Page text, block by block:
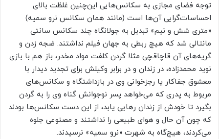
توجه فضای مجازی به سکانس‌هایی این‌چنین غلظت بالای
احساسات‌گرایی آن‌ها است (مانند همان سکانس نرو سمیه)
«متری شش و نیم» تبدیل به جولانگاه چند سکانس سانتی
مانتالی شد که هیچ ربطی به جهان فیلم نداشتند. ضجه زدن و
گریه‌های آن قاچاقچی مثلا گردن کلفت مواد مخدر، باز هم با بازی
نوید محمدزاده، در زندان و در برابر وکیلش برای تجدید دیدار با
معشوق جفاکار یا رجزخوانی وی در بازداشتگاه و سکانس‌های
مربوط به پدری که می‌خواهد پسر نوجوانش گناه وی را به گردن
بگیرد تا خودش از زندان رهایی یابد، از این دست سکانس‌ها بودند
که چون آن حال و هوای طبیعی را نداشتند و مصنوعی جلوه
می‌کردند، هیچ‌گاه به شهرت «نرو سمیه» نرسیدند.